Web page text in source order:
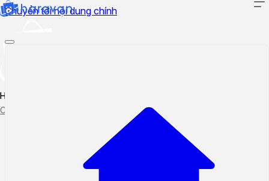
Chuyển tới nội dung chính
Hướng dẫn sử dụng
Cập nhật tính năng mới
Theo dõi ticket